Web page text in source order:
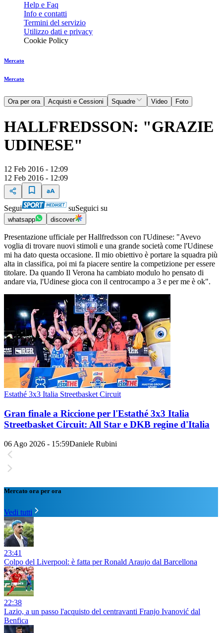
Help e Faq
Info e contatti
Termini del servizio
Utilizzo dati e privacy
Cookie Policy
Mercato
Mercato
Ora per ora Acquisti e Cessioni Squadre Video Foto
HALLFREDSSON: "GRAZIE
UDINESE"
12 Feb 2016 - 12:09
12 Feb 2016 - 12:09
Segui suSeguici su
whatsapp discover
Presentazione ufficiale per Hallfredsson con l'Udinese: "Avevo
voglia di trovare nuovi stimoli e una grande società come l'Udinese
mi ha dato questa occasione. Il mio obiettivo è portare la squadra più
alta in classifica, poi mi fa piacere sentire la competizione per essere
titolare. Da quando Il Verona ha cambiato modulo ho pensato di
andare via, l'Udinese gioca con il centrocampo a 3 e per me è ok".
Estathé 3x3 Italia Streetbasket Circuit
Gran finale a Riccione per l'Estathé 3x3 Italia
Streetbasket Circuit: All Star e DKB regine d'Italia
06 Ago 2026 - 15:59Daniele Rubini
Mercato ora per ora
Vedi tutti
23:41
Colpo del Liverpool: è fatta per Ronald Araujo dal Barcellona
22:38
Lazio, a un passo l'acquisto del centravanti Franjo Ivanović dal
Benfica